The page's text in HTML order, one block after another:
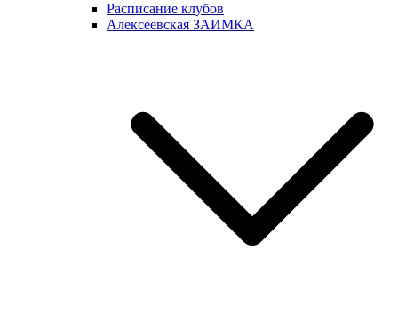
Расписание клубов
Алексеевская ЗАИМКА